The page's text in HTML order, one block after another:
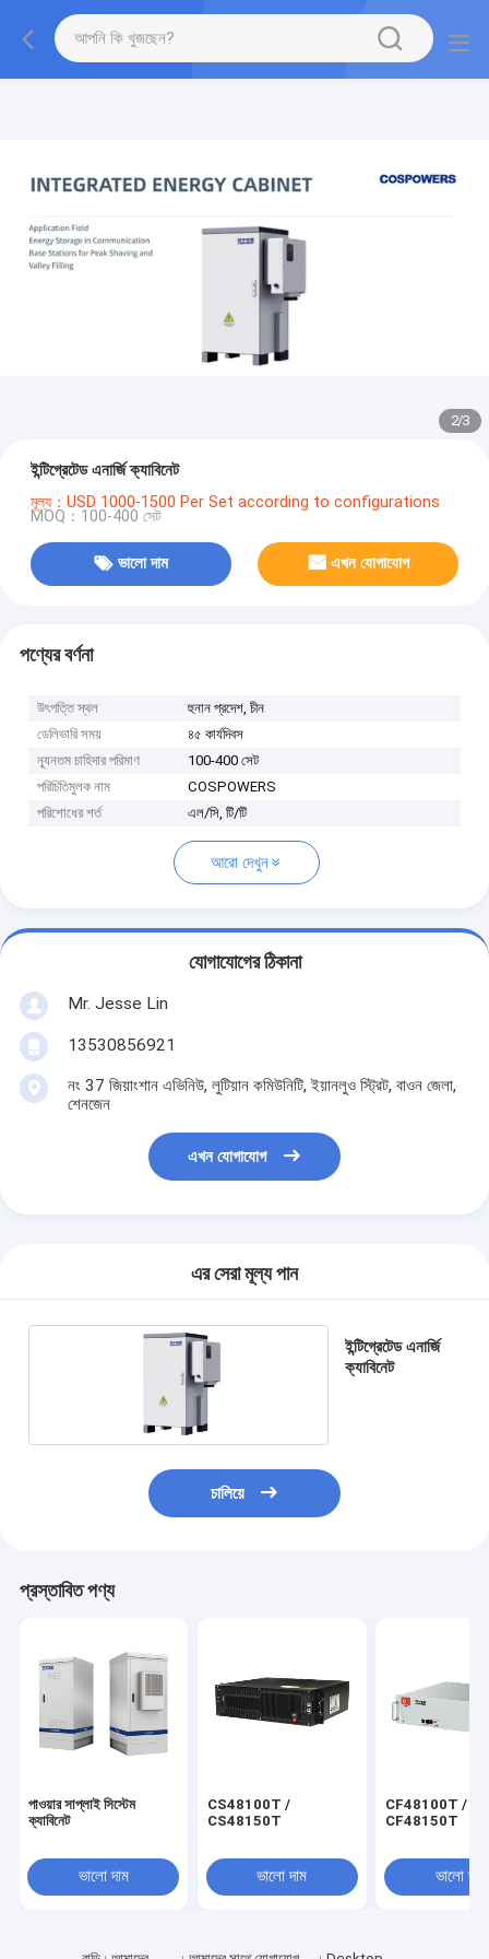
2/3
ইন্টিগ্রেটেড এনার্জি ক্যাবিনেট
মূল্য：USD 1000-1500 Per Set according to configurations
MOQ：100-400 সেট
ভালো দাম এখন যোগাযোগ
পণ্যের বর্ণনা
উৎপত্তি স্থল
হুনান প্রদেশ, চীন
ডেলিভারি সময়
৪৫ কার্যদিবস
ন্যূনতম চাহিদার পরিমাণ
100-400 সেট
পরিচিতিমুলক নাম
COSPOWERS
পরিশোধের শর্ত
এল/সি, টি/টি
আরো দেখুন
যোগাযোগের ঠিকানা
Mr. Jesse Lin
13530856921
নং 37 জিয়াংশান এভিনিউ, লুটিয়ান কমিউনিটি, ইয়ানলুও স্ট্রিট, বাওন জেলা,
শেনজেন
এখন যোগাযোগ
এর সেরা মূল্য পান
ইন্টিগ্রেটেড এনার্জি
ক্যাবিনেট
চালিয়ে
প্রস্তাবিত পণ্য
পাওয়ার সাপ্লাই সিস্টেম
ক্যাবিনেট
ভালো দাম
CS48100T /
CS48150T
ভালো দাম
CF48100T /
CF48150T
ভালো দাম